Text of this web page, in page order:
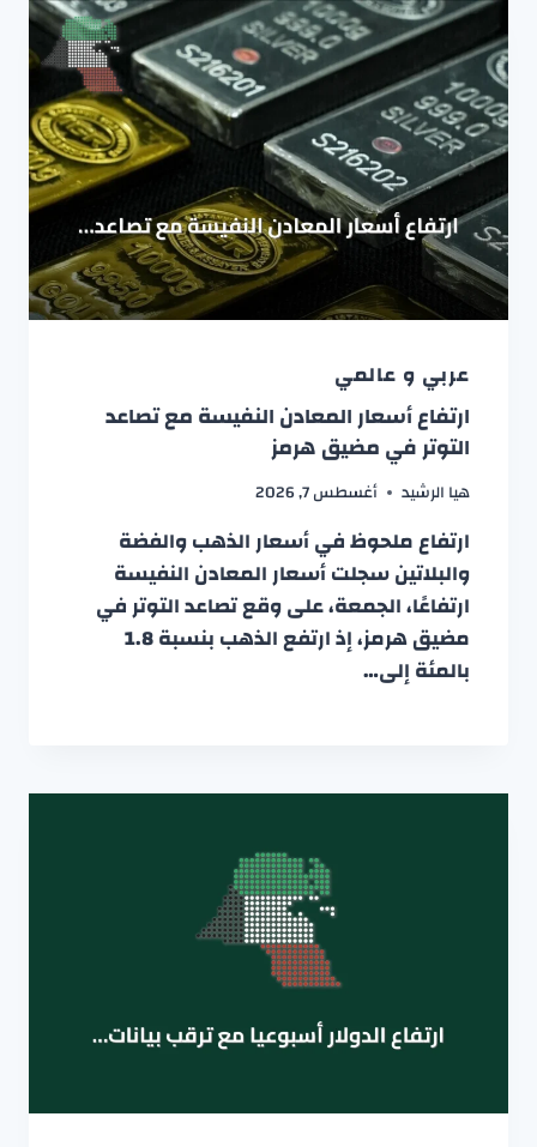
عربي و عالمي
ارتفاع أسعار المعادن النفيسة مع تصاعد
التوتر في مضيق هرمز
هيا الرشيد أغسطس 7, 2026
ارتفاع ملحوظ في أسعار الذهب والفضة
والبلاتين سجلت أسعار المعادن النفيسة
ارتفاعًا، الجمعة، على وقع تصاعد التوتر في
مضيق هرمز، إذ ارتفع الذهب بنسبة 1.8
بالمئة إلى…